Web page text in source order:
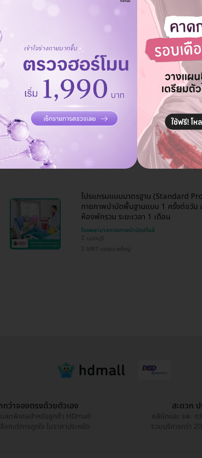
ผู้สูงอายุ รวมห้องพักรวม ระยะเวลา 1 เดื
โรงพยาบาลกายภาพบำบัดสไมล์
โปรแกรมฟื้นฟูแบบเข้มข้น (VIP
และทำกายภาพบำบัดแบบ 2 ครั้งต่อวัน
ป่วยหรือผู้สูงอายุ รวมห้องพักรวม ระยะเ
โรงพยาบาลกายภาพบำบัดสไมล์
โปรแกรมแบบมาตรฐาน (Standard
กายภาพบำบัดพื้นฐานแบบ 1 ครั้งต่อวัน
ห้องพักรวม ระยะเวลา 1 เดือน
โรงพยาบาลกายภาพบำบัดสไมล์
นนทบุรี
MRT ตลาดบางใหญ่
ว่าจองตรงด้วยตัวเอง
ลดพิเศษสำหรับลูกค้า HDmall
อกบริการถูกใจ ในราคาประหยัด
สะดวก
คลินิกและ รพ. ก
รวมบริการกว่า